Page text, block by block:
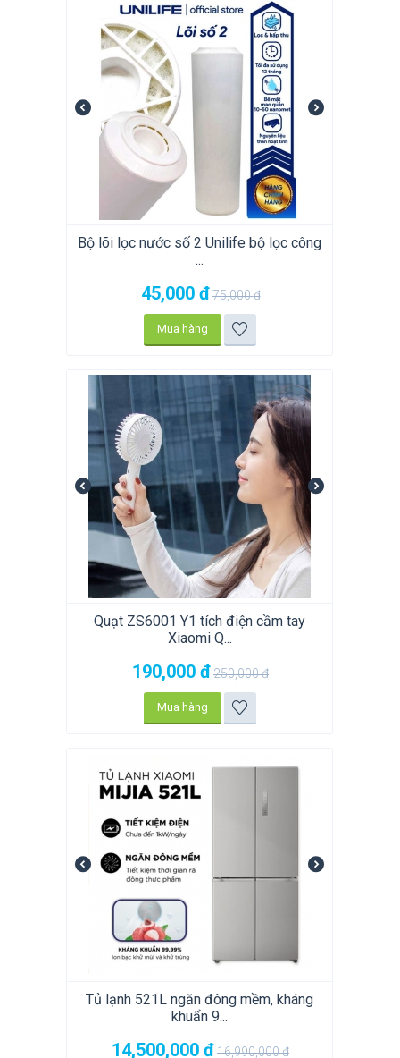
Bộ lõi lọc nước số 2 Unilife bộ lọc công
...
45,000 đ75,000đ
Mua hàng
Quạt ZS6001 Y1 tích điện cầm tay
Xiaomi Q...
190,000 đ250,000đ
Mua hàng
Tủ lạnh 521L ngăn đông mềm, kháng
khuẩn 9...
14,500,000 đ16,990,000đ